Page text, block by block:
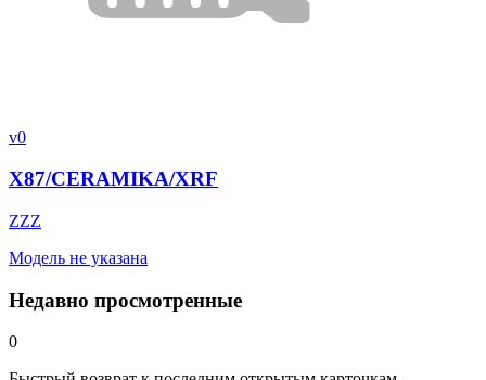
v0
X87/CERAMIKA/XRF
ZZZ
Модель не указана
Недавно просмотренные
0